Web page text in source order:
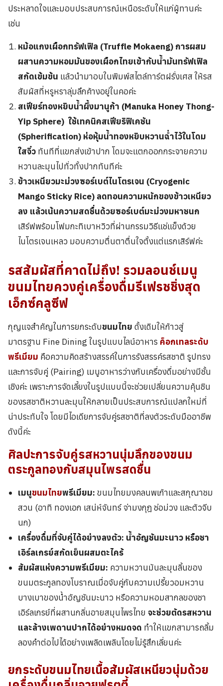
ประหลาดใจและมอบประสบการณ์เหนือระดับให้แก่ผู้ทานค่ะ
เช่น
หม้อแกงเผือกทรัฟเฟิล (Truffle Mokaeng) การผสม
ผสานความหอมมันของเผือกไทยเข้ากับน้ำมันทรัฟเฟิล
สกัดเข้มข้น แล้วนำมาอบในพิมพ์สไตล์ทาร์ตฝรั่งเศส ให้รส
สัมผัสที่หรูหราลุ่มลึกค้างอยู่ในคอค่ะ
สเฟียร์ทองหยิบน้ำผึ้งมานูก้า (Manuka Honey Thong-
Yip Sphere) ใช้เทคนิคสเฟียริฟิเคชัน
(Spherification) ห่อหุ้มน้ำทองหยิบหวานฉ่ำไว้ในโดม
ใสจิ๋ว ทันทีที่แขกส่งเข้าปาก โดมจะแตกออกกระจายความ
หวานละมุนไปทั่วทั้งปากทันทีค่ะ
ข้าวเหนียวมะม่วงซอร์เบต์ไนโตรเจน (Cryogenic
Mango Sticky Rice) ลดทอนความหนักของข้าวเหนียว
ลง แล้วเน้นความสดชื่นด้วยซอร์เบต์มะม่วงมหาชนก
เสิร์ฟพร้อมโฟมกะทิเบาหวิวที่ผ่านกรรมวิธีแช่แข็งด้วย
ไนโตรเจนเหลว มอบความตื่นตาตื่นใจตั้งแต่แรกเสิร์ฟค่ะ
รสสัมผัสที่คาดไม่ถึง! รวมลอนช์เมนู
ขนมไทยควงคู่เครื่องดื่มรีเฟรชชิ่งสุด
เอ็กซ์คลูซีฟ
กุญแจสำคัญในการยกระดับขนมไทย ดั้งเดิมให้ก้าวสู่
มาตรฐาน Fine Dining ในรูปแบบไลน์อาหาร ค็อกเทลระดับ
พรีเมียม คือความคิดสร้างสรรค์ในการรังสรรค์รสชาติ รูปทรง
และการจับคู่ (Pairing) เมนูอาหารว่างกับเครื่องดื่มอย่างมีชั้น
เชิงค่ะ เพราะการจัดเลี้ยงในรูปแบบนี้จะช่วยเปลี่ยนความคุ้นชิน
ของรสชาติหวานละมุนให้กลายเป็นประสบการณ์แปลกใหม่ที่
น่าประทับใจ โดยมีไอเดียการจับคู่รสชาติที่ลงตัวระดับมืออาชีพ
ดังนี้ค่ะ
ศิลปะการจับคู่รสหวานนุ่มลึกของขนม
ตระกูลทองกับสมุนไพรสดชื่น
เมนูขนมไทยพรีเมียม: ขนมไทยมงคลนพเก้าและสกุณาชม
สวน (อาทิ ทองเอก เสน่ห์จันทร์ จ่ามงกุฎ ช่อม่วง และตัวจีบ
นก)
เครื่องดื่มที่จับคู่ได้อย่างลงตัว: น้ำอัญชันมะนาว หรือชา
เอิร์ลเกรย์สกัดเย็นผสมตะไคร้
สัมผัสแห่งความพรีเมียม: ความหวานมันละมุนลิ้นของ
ขนมตระกูลทองโบราณเมื่อจับคู่กับความเปรี้ยวอมหวาน
บางเบาของน้ำอัญชันมะนาว หรือความหอมสากลของชา
เอิร์ลเกรย์ที่ผสานกลิ่นอายสมุนไพรไทยจะช่วยตัดรสหวาน
และล้างเพดานปากได้อย่างหมดจด ทำให้แขกสามารถลิ้ม
ลองคำต่อไปได้อย่างเพลิดเพลินโดยไม่รู้สึกเลี่ยนค่ะ
ยกระดับขนมไทยเนื้อสัมผัสเหนียวนุ่มด้วย